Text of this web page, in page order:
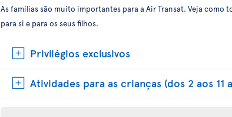
As famílias são muito importantes para a Air Transat. Veja como
para si e para os seus filhos.
Privilégios exclusivos
Atividades para as crianças (dos 2 aos 11